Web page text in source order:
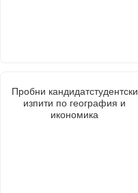
Пробни кандидатстудентски
изпити по география и
икономика